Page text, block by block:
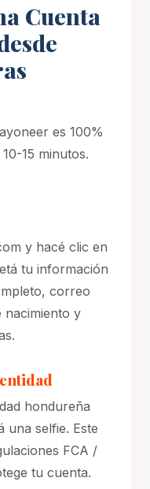
Cuenta
es 100%
15 minutos.
y hacé clic en
tu información
correo
nacimiento y
hondureña
una selfie. Este
FCA /
tu cuenta.